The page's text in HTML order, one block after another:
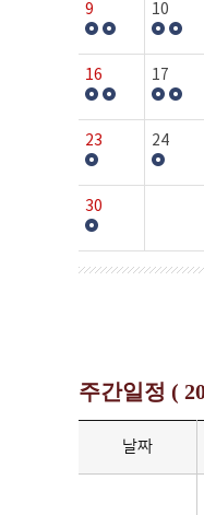
9 10
16 17
23 24
30
주간일정 (
날짜